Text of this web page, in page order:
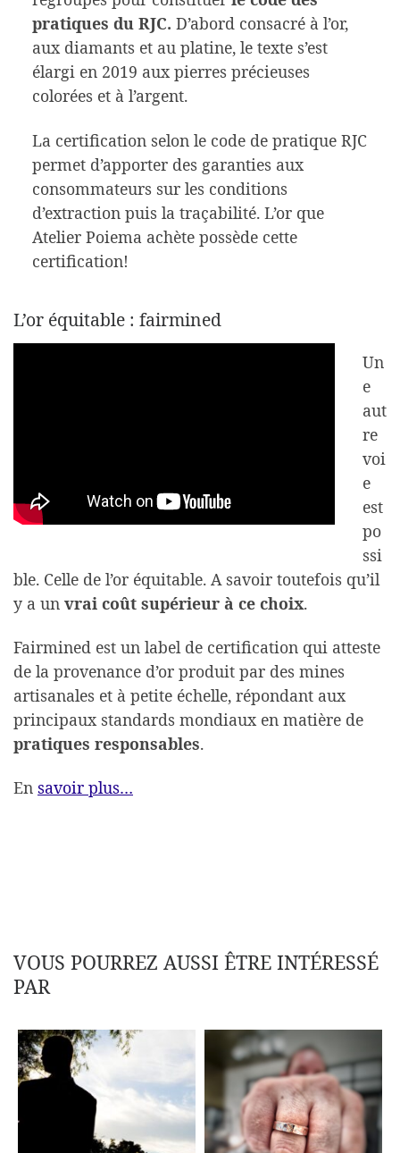
pratiques du RJC. D’abord consacré à l’or,
aux diamants et au platine, le texte s’est
élargi en 2019 aux pierres précieuses
colorées et à l’argent.
La certification selon le code de pratique RJC
permet d’apporter des garanties aux
consommateurs sur les conditions
d’extraction puis la traçabilité. L’or que
Atelier Poiema achète possède cette
certification!
L’or équitable : fairmined
Un
e
aut
re
voi
e
est
po
ssi
ble. Celle de l’or équitable. A savoir toutefois qu’il
y a un vrai coût supérieur à ce choix.
Fairmined est un label de certification qui atteste
de la provenance d’or produit par des mines
artisanales et à petite échelle, répondant aux
principaux standards mondiaux en matière de
pratiques responsables.
En savoir plus…
VOUS POURREZ AUSSI ÊTRE INTÉRESSÉ
PAR